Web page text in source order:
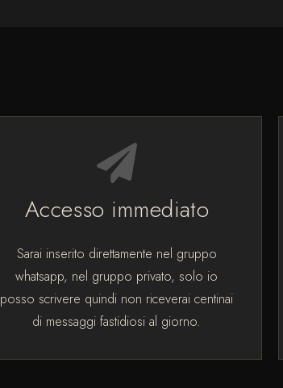
Accesso immediato
Sarai inserito direttamente nel gruppo
whatsapp, nel gruppo privato, solo io
posso scrivere quindi non riceverai centinai
di messaggi fastidiosi al giorno.